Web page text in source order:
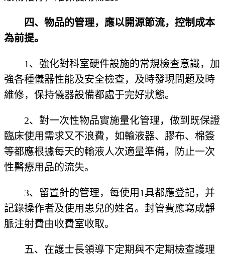
四、物品的管理，應以開源節流，控制成本
為前提。
1、強化對科室硬件設施的常規檢查意識，加
強各種儀器性能及安全檢查，及時發現問題及時
維修，保持儀器設備都處于完好狀態。
2、對一次性物品實施量化管理，做到既保證
臨床使用需求又不浪費，如輸液器、膠布、棉簽
等都應根據每天的輸液人次適量準備，防止一次
性醫療用品的流失。
3、留置針的管理，每使用1具都應登記，并
記錄操作者及使用患兒的姓名。封管費應寫成靜
脈注射費由收費室收取。
五、在護士長領導下定期與不定期檢查護理